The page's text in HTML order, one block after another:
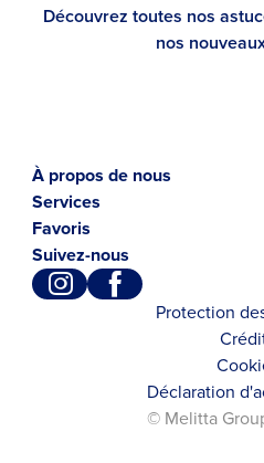
Découvrez toutes nos
nos
À propos de nous
Services
Favoris
Suivez-nous
© Melitta
Protection
Déclaration